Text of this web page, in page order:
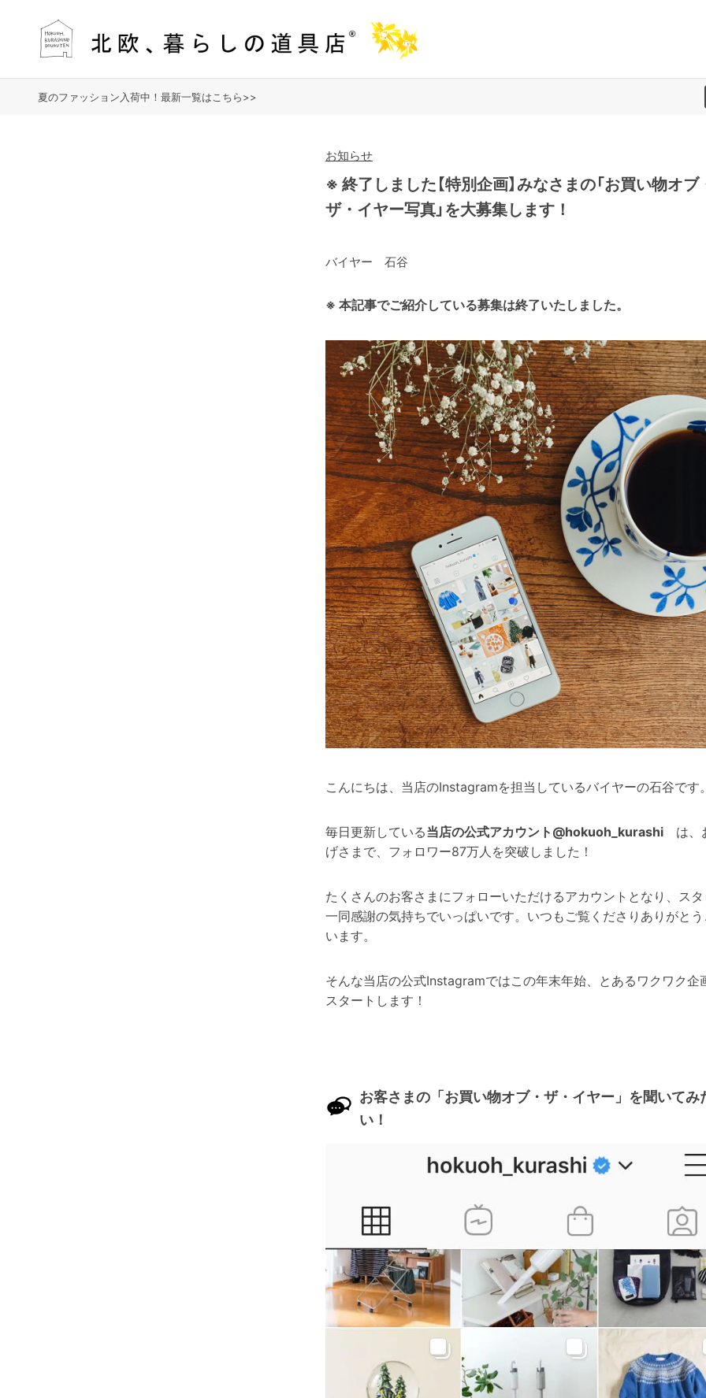
夏のファッション入荷中！最新一覧はこちら>>
お知らせ
※ 終了しました【特別企画】みなさまの「お買い物オブ
ザ・イヤー写真」を大募集します！
バイヤー 石谷
※ 本記事でご紹介している募集は終了いたしました。
こんにちは、当店のInstagramを担当しているバイヤーの石谷です
毎日更新している当店の公式アカウント@hokuoh_kurashi は、
げさまで、フォロワー87万人を突破しました！
たくさんのお客さまにフォローいただけるアカウントとなり、ス
一同感謝の気持ちでいっぱいです。いつもご覧くださりありがと
います。
そんな当店の公式Instagramではこの年末年始、とあるワクワク企
スタートします！
お客さまの「お買い物オブ・ザ・イヤー」を聞いてみ
い！